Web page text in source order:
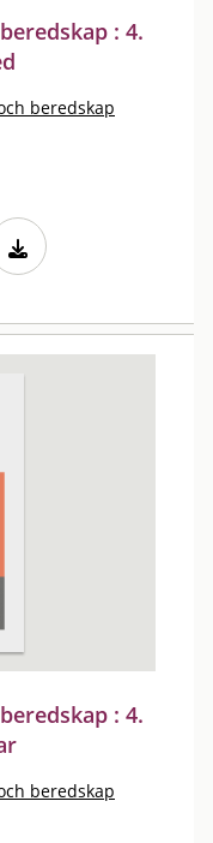
: 4.
beredskap
: 4.
beredskap